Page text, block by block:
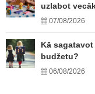
uzlabot
07/08/2026
Kā
budžetu?
06/08/2026